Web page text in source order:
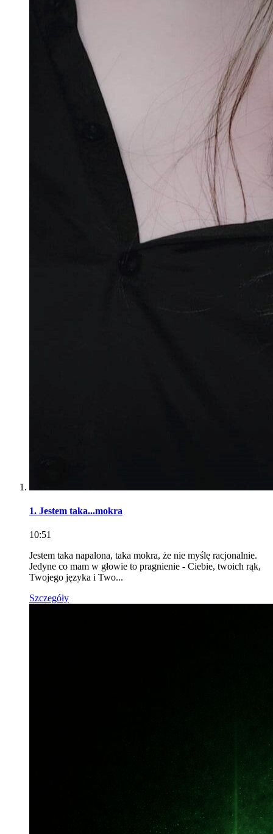
1. Jestem taka...mokra
10:51
Jestem taka napalona, taka mokra, że nie myślę racjonalnie.
Jedyne co mam w głowie to pragnienie - Ciebie, twoich rąk,
Twojego języka i Two...
Szczegóły